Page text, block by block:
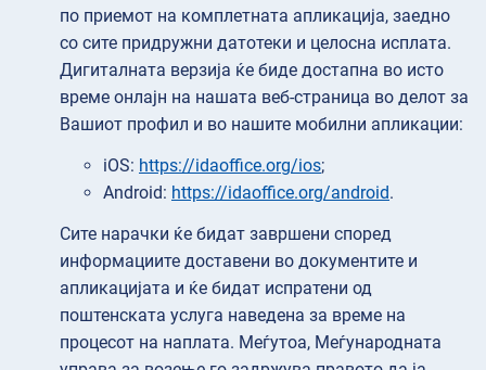
по приемот на комплетната апликација, заедно
со сите придружни датотеки и целосна исплата.
Дигиталната верзија ќе биде достапна во исто
време онлајн на нашата веб-страница во делот за
Вашиот профил и во нашите мобилни апликации:
iOS: https://idaoffice.org/ios;
Android: https://idaoffice.org/android.
Сите нарачки ќе бидат завршени според
информациите доставени во документите и
апликацијата и ќе бидат испратени од
поштенската услуга наведена за време на
процесот на наплата. Меѓутоа, Меѓународната